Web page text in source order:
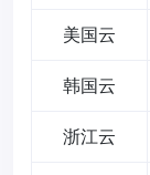
美国云
韩国云
浙江云